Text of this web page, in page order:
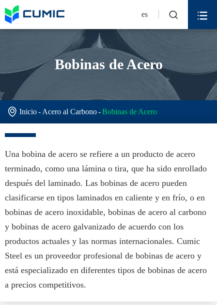
es  
Bobinas de Acero
 Inicio Acero al Carbono Bobinas de Acero
Una bobina de acero se refiere a un producto de acero
terminado, como una lámina o tira, que ha sido enrollado
después del laminado. Las bobinas de acero pueden
clasificarse en tipos laminados en caliente y en frío, o en
bobinas de acero inoxidable, bobinas de acero al carbono
y bobinas de acero galvanizado de acuerdo con los
productos actuales y las normas internacionales. Cumic
Steel es un proveedor profesional de bobinas de acero y
está especializado en diferentes tipos de bobinas de acero
a precios competitivos.